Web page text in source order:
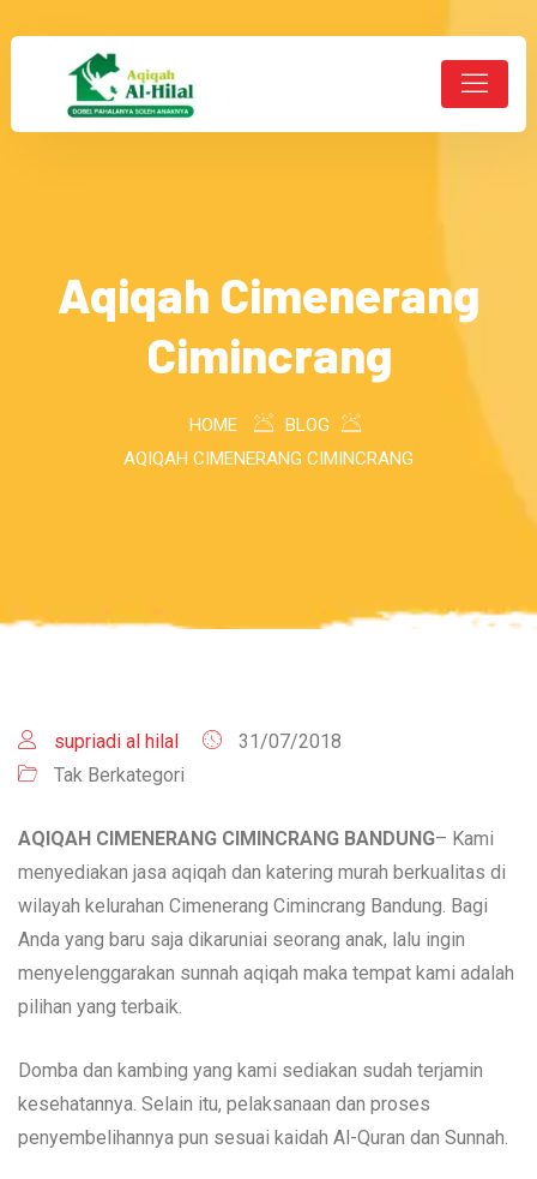
Aqiqah Cimenerang
Cimincrang
HOME
BLOG
AQIQAH CIMENERANG CIMINCRANG
supriadi al hilal
31/07/2018
Tak Berkategori
AQIQAH CIMENERANG CIMINCRANG BANDUNG– Kami
menyediakan jasa aqiqah dan katering murah berkualitas di
wilayah kelurahan Cimenerang Cimincrang Bandung. Bagi
Anda yang baru saja dikaruniai seorang anak, lalu ingin
menyelenggarakan sunnah aqiqah maka tempat kami adalah
pilihan yang terbaik.
Domba dan kambing yang kami sediakan sudah terjamin
kesehatannya. Selain itu, pelaksanaan dan proses
penyembelihannya pun sesuai kaidah Al-Quran dan Sunnah.